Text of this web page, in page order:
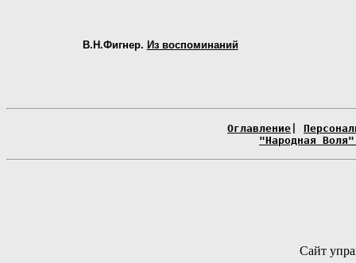
В.Н.Фигнер. Из воспоминаний
Оглавление
"Народная
Сайт